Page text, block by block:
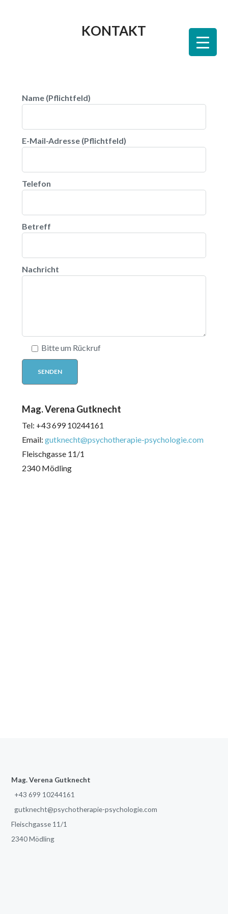
KONTAKT
Name (Pflichtfeld)
E-Mail-Adresse (Pflichtfeld)
Telefon
Betreff
Nachricht
Bitte um Rückruf
Mag. Verena Gutknecht
Tel: +43 699 10244161
Email: gutknecht@psychotherapie-psychologie.com
Fleischgasse 11/1
2340 Mödling
Mag. Verena Gutknecht
+43 699 10244161
gutknecht@psychotherapie-psychologie.com
Fleischgasse 11/1
2340 Mödling